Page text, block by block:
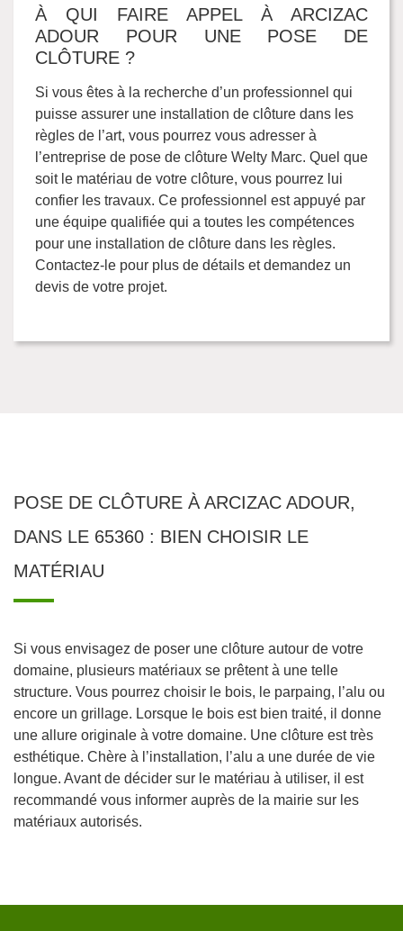
À QUI FAIRE APPEL À ARCIZAC
ADOUR POUR UNE POSE DE
CLÔTURE ?
Si vous êtes à la recherche d’un professionnel qui
puisse assurer une installation de clôture dans les
règles de l’art, vous pourrez vous adresser à
l’entreprise de pose de clôture Welty Marc. Quel que
soit le matériau de votre clôture, vous pourrez lui
confier les travaux. Ce professionnel est appuyé par
une équipe qualifiée qui a toutes les compétences
pour une installation de clôture dans les règles.
Contactez-le pour plus de détails et demandez un
devis de votre projet.
POSE DE CLÔTURE À ARCIZAC ADOUR,
DANS LE 65360 : BIEN CHOISIR LE
MATÉRIAU
Si vous envisagez de poser une clôture autour de votre
domaine, plusieurs matériaux se prêtent à une telle
structure. Vous pourrez choisir le bois, le parpaing, l’alu ou
encore un grillage. Lorsque le bois est bien traité, il donne
une allure originale à votre domaine. Une clôture est très
esthétique. Chère à l’installation, l’alu a une durée de vie
longue. Avant de décider sur le matériau à utiliser, il est
recommandé vous informer auprès de la mairie sur les
matériaux autorisés.